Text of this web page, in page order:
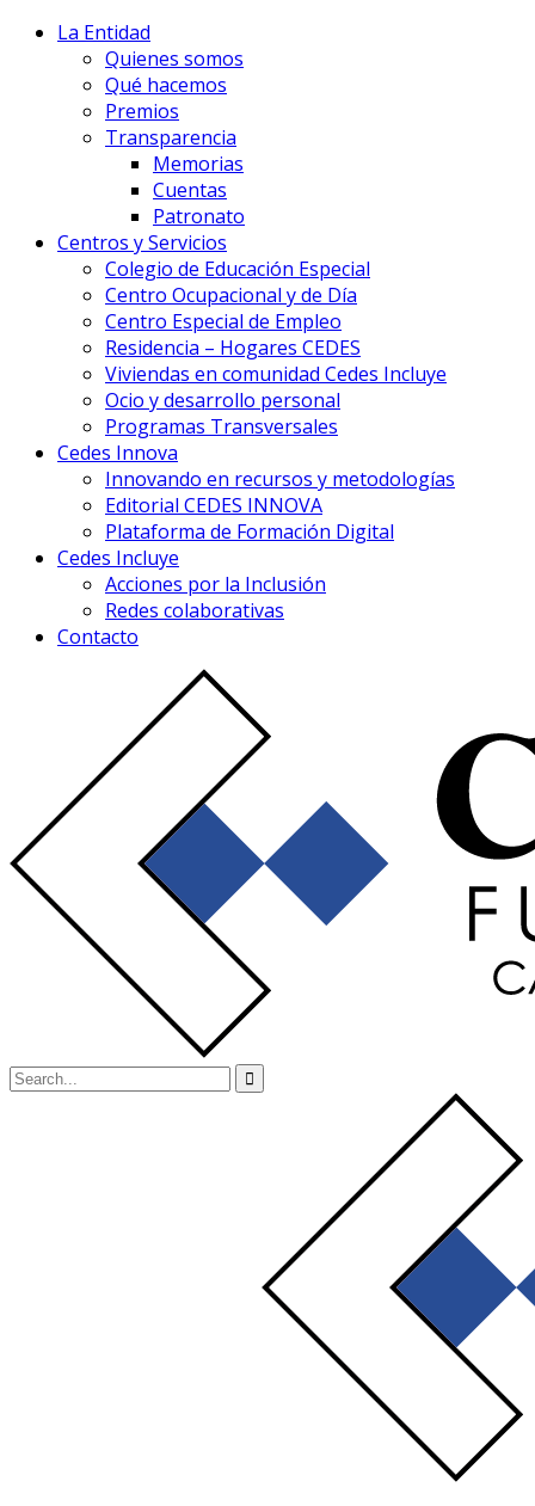
La Entidad
Quienes somos
Qué hacemos
Premios
Transparencia
Memorias
Cuentas
Patronato
Centros y Servicios
Colegio de Educación Especial
Centro Ocupacional y de Día
Centro Especial de Empleo
Residencia – Hogares CEDES
Viviendas en comunidad Cedes Incluye
Ocio y desarrollo personal
Programas Transversales
Cedes Innova
Innovando en recursos y metodologías
Editorial CEDES INNOVA
Plataforma de Formación Digital
Cedes Incluye
Acciones por la Inclusión
Redes colaborativas
Contacto